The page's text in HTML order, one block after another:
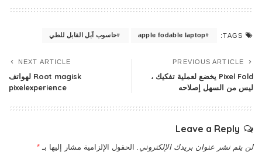
TAGS:
apple fodable laptop حاسوب آبل القابل للطي
PREVIOUS ARTICLE
Pixel Fold يخضع لعملية تفكيك ،
ليس من السهل إصلاحه
NEXT ARTICLE
Root magisk لهواتف
pixelexperience
Leave a Reply
لن يتم نشر عنوان بريدك الإلكتروني. الحقول الإلزامية مشار إليها بـ *